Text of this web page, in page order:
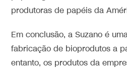
produtoras de papéis da
Em conclusão, a Suzano é
fabricação de bioprodutos a
entanto, os produtos da